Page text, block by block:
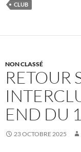
CLUB
NON CLASSÉ
RETOUR
END DU
23 OCTOBRE 2025